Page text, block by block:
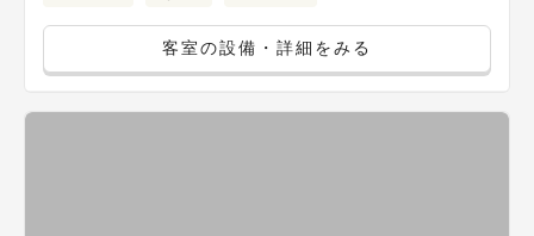
客室の設備・詳細をみる